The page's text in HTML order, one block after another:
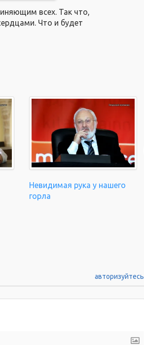
всех. Так что,
Что и будет
Невидимая рука у нашего
горла
авторизуйтесь